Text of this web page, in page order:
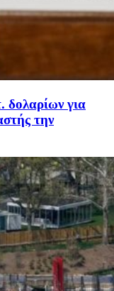
δολαρίων για
την